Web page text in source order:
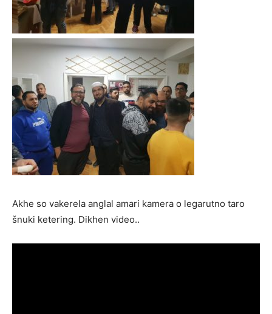
Akhe so vakerela anglal amari kamera o legarutno taro
šnuki ketering. Dikhen video..